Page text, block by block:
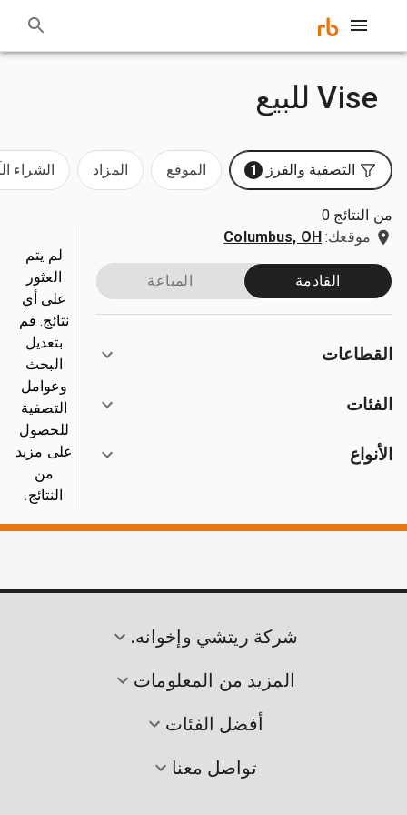
Vise للبيع
التصفية والفرز 1 الموقع المزاد الشراء
من النتائج 0
موقعك: Columbus, OH
القادمة المباعة
القطاعات
الفئات
الأنواع
لم يتم
العثور
على أي
نتائج. قم
بتعديل
البحث
وعوامل
التصفية
للحصول
على مزيد
من
النتائج.
شركة ريتشي وإخوانه.
المزيد من المعلومات
أفضل الفئات
تواصل معنا